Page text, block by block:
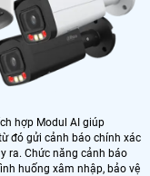
hợp Modul AI giúp
đó gửi cảnh báo chính xác
ra. Chức năng cảnh báo
huống xâm nhập, bảo vệ